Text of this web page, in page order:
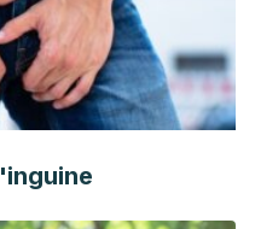
(5), 951-957. https://www.e-
J.,et al. (2015). Anti-
oatmeal (Avena sativa)
oats in treatment of itch
Journal of Drugs in